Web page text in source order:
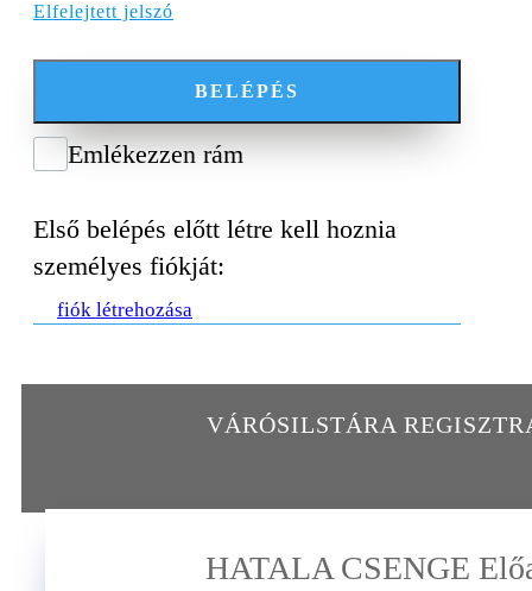
Elfelejtett jelszó
BELÉPÉS
Emlékezzen rám
Első belépés előtt létre kell hoznia
személyes fiókját:
fiók létrehozása
VÁRÓSILSTÁRA
HATALA CSENGE